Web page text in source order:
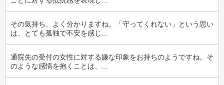
その気持ち、よく分かりますね。「守ってくれない」という思い
は、とても孤独で不安を感じ…
通院先の受付の女性に対する嫌な印象をお持ちのようですね。そ
のような感情を抱くことは、…